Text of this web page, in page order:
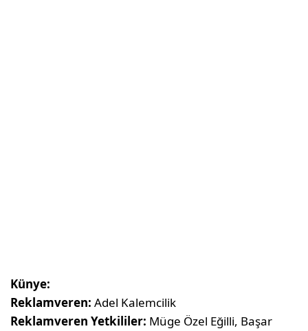
Künye:
Reklamveren: Adel Kalemcilik
Reklamveren Yetkililer: Müge Özel Eğilli, Başar